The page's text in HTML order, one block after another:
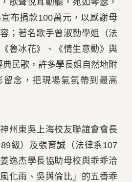
歌聲悅耳動聽，宛如琴瑟，
布捐款100萬元，以感謝母
；著名歌手曾淑勤學姐（法
魯冰花》、《情生意動》與
典民歌，許多學長姐自然地附
念，把現場氣氛帶到最高
東吳上海校友聯誼會會長
級）及張育誠（法律系107
逸杰學長協助母校與乖乖洽
化雨、吳與倫比」的五香乖